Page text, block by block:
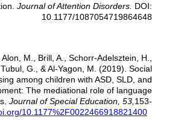
Journal of Attention Disorders. DOI:
10.1177/1087054719864648
M., Brill, A., Schorr-Adelsztein, H.,
G., & Al-Yagon, M. (2019). Social
among children with ASD, SLD, and
The mediational role of language
Journal of Special Education, 53, 153-
10.1177%2F0022466918821400